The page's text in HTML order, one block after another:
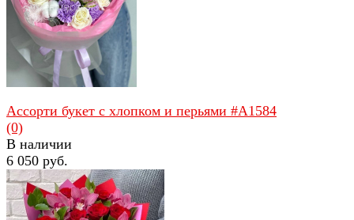
избранное сравнить
Ассорти букет с хлопком и перьями #A1584
(0)
В наличии
6 050 руб.